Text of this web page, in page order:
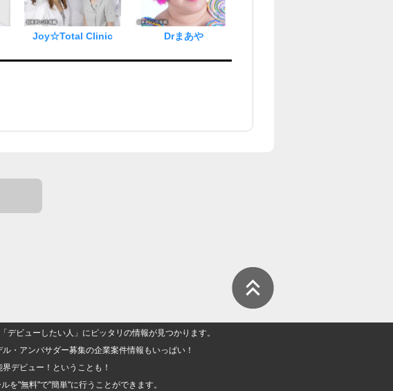
Joy☆Total Clinic Drまあや
ビューしたい人」にピッタリの情報が見つかります。
・アンバサダー募集の企業案件情報もいっぱい！
デビュー！ということも！
を"無料"で"簡単"に行うことができます。